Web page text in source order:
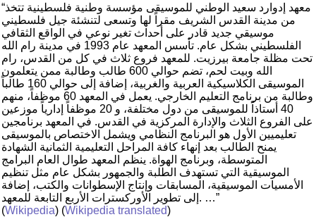
“معهد إدوارد سعيد الوطني للموسيقى مؤسسة وطنية فلسطينية تتخذ
من مدينة القدس الشريف مقراً لها وتسعى لتنشئة جيل فلسطيني
موسيقي جديد قادر على أحداث تغير نوعي في الواقع الثقافي
الفلسطيني بشكل عام. تأسس المعهد عام 1993 في مدينة رام الله
تحت مظلة جامعة بيرزيت. للمعهد فروع ثلاث في كل من القدس، رام
الله وبيت لحم، تضم حوالي 600 طالب وطالبة ممن يتعلمون
الموسيقى الكلاسيكية العربية والغربية، إضافة إلى حوالي 160 طالباً
وطالبة من برنامج التعليم الخارجي. يعمل في المعهد 60 موظفاً، منهم
40 أستاذاً للموسيقى من دول مختلفة، و 20 موظفاً إدارياً موزعين
على الفروع الثلاث والإدارة المركزية في القدس. في المعهد برنامجين
تعليميين الأول هو البرنامج النظامي ويشمل الاختصاص بالموسيقى
يمنح الطالب بعد إنهاء كافة المراحل التعليمية الثمانية الشهادة
المتوسطة، وبرنامج الهواة. ينظم المعهد طوال العام البرامج
الموسيقية التي تستهدف الطلبة والجمهور بشكل عام مثل تنظيم
الأمسيات الموسيقية، المسابقات وإنتاج الإسطوانات والكتب، إضافة
إلى تطوير الأوركسترات الأربع التابعة للمعهد. …”
(Wikipedia) (Wikipedia translated)